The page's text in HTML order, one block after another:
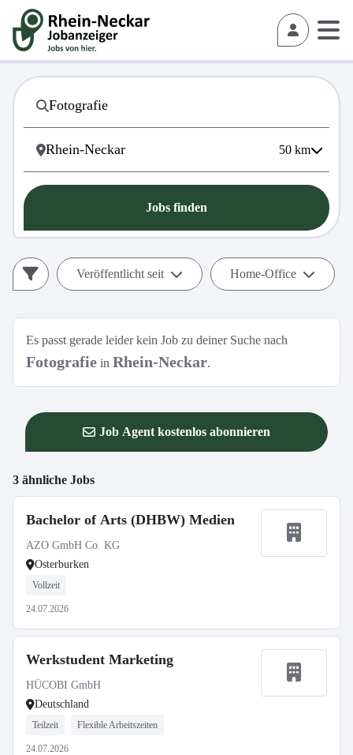
50 km
Jobs finden
Veröffentlicht seit Home-Office
Es passt gerade leider kein Job zu deiner Suche nach
Fotografie in Rhein-Neckar.
Job Agent kostenlos abonnieren
3 ähnliche Jobs
Bachelor of Arts (DHBW) Medien
AZO GmbH Co. KG
Osterburken
Vollzeit
24.07.2026
Werkstudent Marketing
HÜCOBI GmbH
Deutschland
Teilzeit Flexible Arbeitszeiten
24.07.2026